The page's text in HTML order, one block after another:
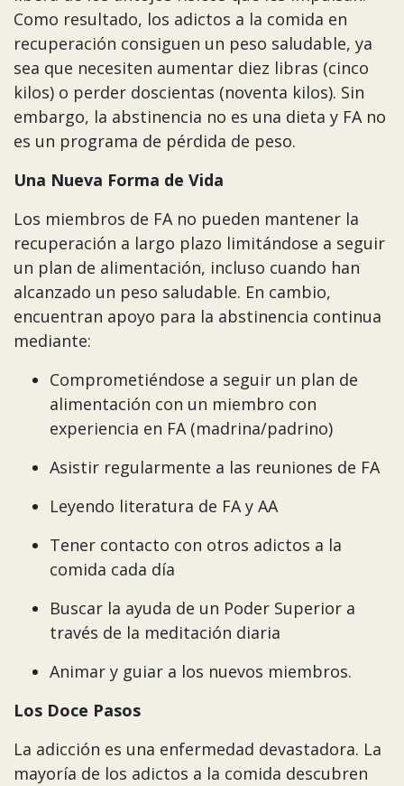
Como resultado, los adictos a la comida en
recuperación consiguen un peso saludable, ya
sea que necesiten aumentar diez libras (cinco
kilos) o perder doscientas (noventa kilos). Sin
embargo, la abstinencia no es una dieta y FA no
es un programa de pérdida de peso.
Una Nueva Forma de Vida
Los miembros de FA no pueden mantener la
recuperación a largo plazo limitándose a seguir
un plan de alimentación, incluso cuando han
alcanzado un peso saludable. En cambio,
encuentran apoyo para la abstinencia continua
mediante:
Comprometiéndose a seguir un plan de
alimentación con un miembro con
experiencia en FA (madrina/padrino)
Asistir regularmente a las reuniones de FA
Leyendo literatura de FA y AA
Tener contacto con otros adictos a la
comida cada día
Buscar la ayuda de un Poder Superior a
través de la meditación diaria
Animar y guiar a los nuevos miembros.
Los Doce Pasos
La adicción es una enfermedad devastadora. La
mayoría de los adictos a la comida descubren